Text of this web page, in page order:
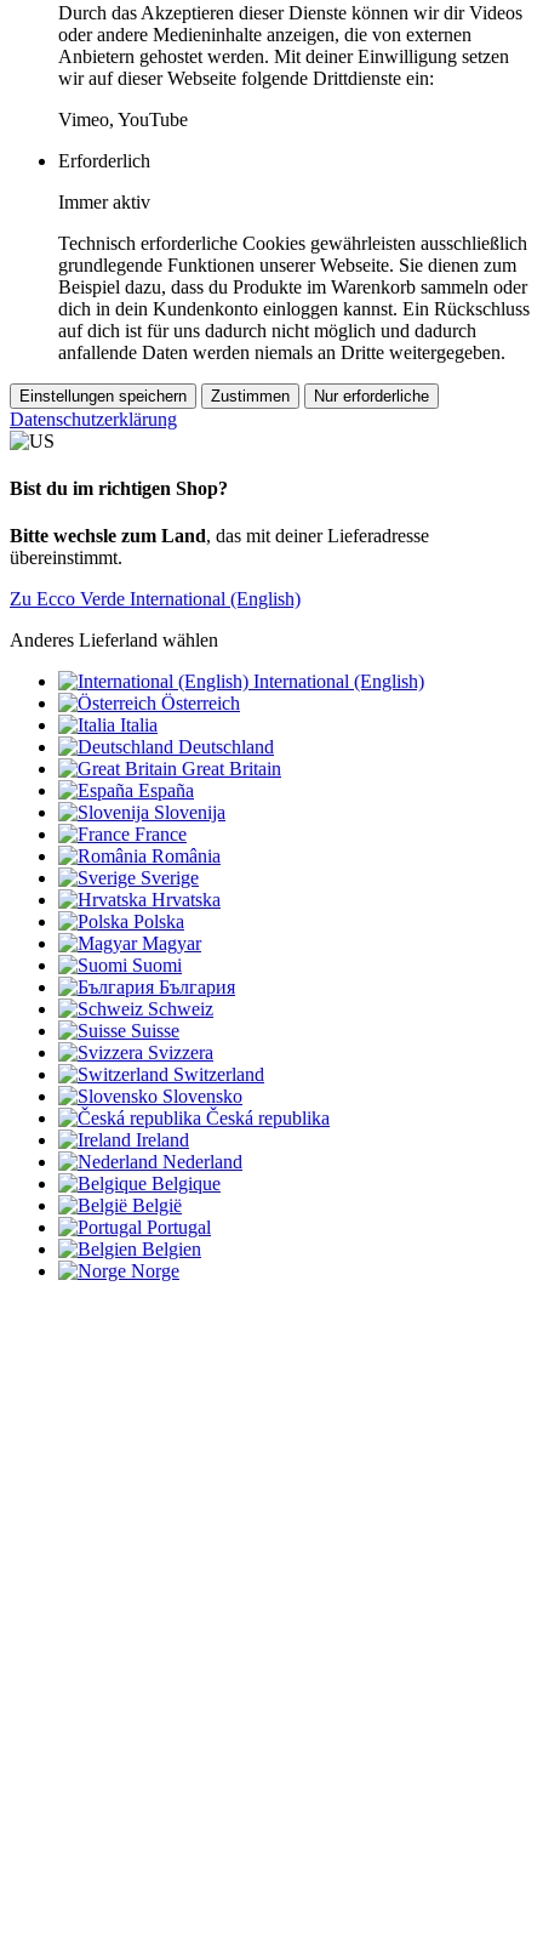
Durch das Akzeptieren dieser Dienste können wir dir Videos
oder andere Medieninhalte anzeigen, die von externen
Anbietern gehostet werden. Mit deiner Einwilligung setzen
wir auf dieser Webseite folgende Drittdienste ein:
Vimeo, YouTube
Erforderlich
Immer aktiv
Technisch erforderliche Cookies gewährleisten ausschließlich
grundlegende Funktionen unserer Webseite. Sie dienen zum
Beispiel dazu, dass du Produkte im Warenkorb sammeln oder
dich in dein Kundenkonto einloggen kannst. Ein Rückschluss
auf dich ist für uns dadurch nicht möglich und dadurch
anfallende Daten werden niemals an Dritte weitergegeben.
Einstellungen speichern Zustimmen Nur erforderliche
Datenschutzerklärung
Bist du im richtigen Shop?
Bitte wechsle zum Land, das mit deiner Lieferadresse
übereinstimmt.
Zu Ecco Verde International (English)
Anderes Lieferland wählen
International (English)
Österreich
Italia
Deutschland
Great Britain
España
Slovenija
France
România
Sverige
Hrvatska
Polska
Magyar
Suomi
България
Schweiz
Suisse
Svizzera
Switzerland
Slovensko
Česká republika
Ireland
Nederland
Belgique
België
Portugal
Belgien
Norge